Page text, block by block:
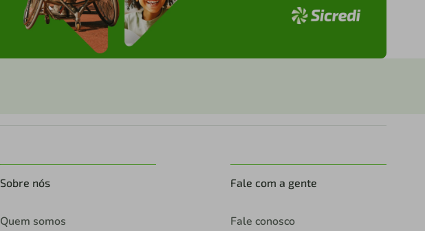
Sobre nós
Quem somos
Fale com a gente
Fale conosco